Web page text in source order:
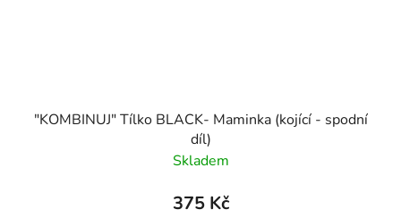
"KOMBINUJ" Tílko BLACK- Maminka (kojící - spodní
díl)
Skladem
375 Kč